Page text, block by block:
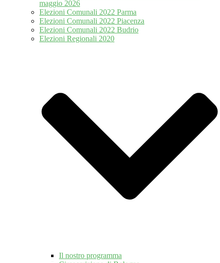
maggio 2026
Elezioni Comunali 2022 Parma
Elezioni Comunali 2022 Piacenza
Elezioni Comunali 2022 Budrio
Elezioni Regionali 2020
Il nostro programma